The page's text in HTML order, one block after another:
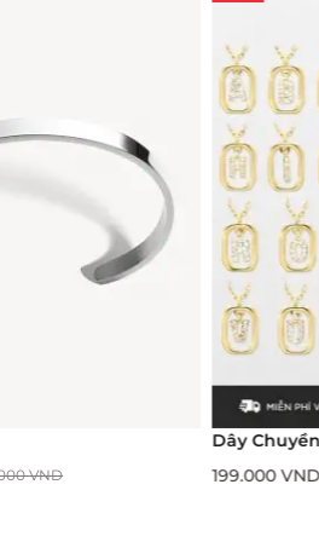
Dây Chuyền Letter
VND399.000